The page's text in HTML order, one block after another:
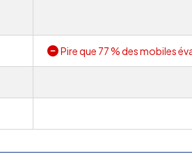
Pire que 77 % des mobiles